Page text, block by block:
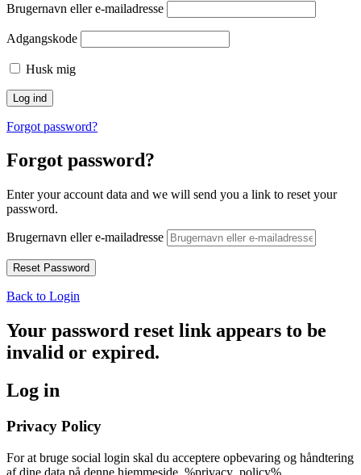
Brugernavn eller e-mailadresse
Adgangskode
Husk mig
Forgot password?
Forgot password?
Enter your account data and we will send you a link to reset your
password.
Brugernavn eller e-mailadresse
Back to Login
Your password reset link appears to be
invalid or expired.
Log in
Privacy Policy
For at bruge social login skal du acceptere opbevaring og håndtering
af dine data på denne hjemmeside. %privacy_policy%